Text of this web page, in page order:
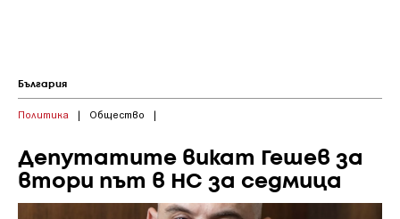
България
Политика | Общество |
Депутатите викат Гешев за
втори път в НС за седмица